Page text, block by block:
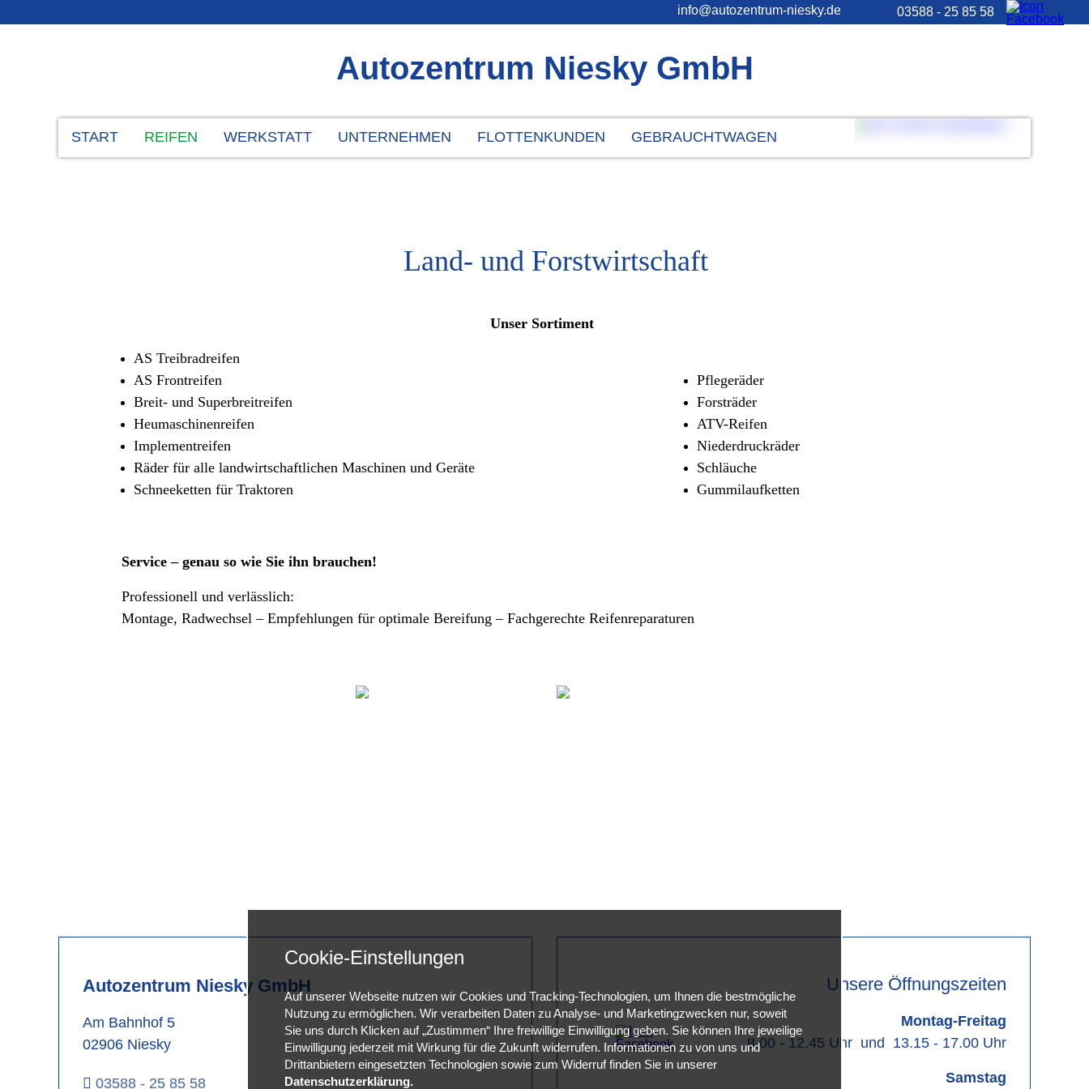
Autozentrum Niesky GmbH
START REIFEN WERKSTATT UNTERNEHMEN FLOTTENKUNDEN GEBRAUCHTWAGEN
Land- und Forstwirtschaft
Unser Sortiment
AS Treibradreifen
AS Frontreifen
Breit- und Superbreitreifen
Heumaschinenreifen
Implementreifen
Räder für alle landwirtschaftlichen Maschinen und Geräte
Schneeketten für Traktoren
Service – genau so wie Sie ihn brauchen!
Professionell und verlässlich:
Montage, Radwechsel – Empfehlungen für optimale Bereifung – Fachgerechte Reifenreparaturen
Pflegeräder
Forsträder
ATV-Reifen
Niederdruckräder
Schläuche
Gummilaufketten
info@autozentrum-niesky.de 03588 - 25 85 58
Autozentrum Niesky GmbH
Am Bahnhof 5
02906 Niesky
 03588 - 25 85 58
Unsere Öffnungszeiten
Montag-Freitag
8.00 - 12.45 Uhr und 13.15 - 17.00 Uhr
Samstag
Cookie-Einstellungen
Auf unserer Webseite nutzen wir Cookies und Tracking-Technologien, um Ihnen die bestmögliche
Nutzung zu ermöglichen. Wir verarbeiten Daten zu Analyse- und Marketingzwecken nur, soweit
Sie uns durch Klicken auf „Zustimmen“ Ihre freiwillige Einwilligung geben. Sie können Ihre jeweilige
Einwilligung jederzeit mit Wirkung für die Zukunft widerrufen. Informationen zu von uns und
Drittanbietern eingesetzten Technologien sowie zum Widerruf finden Sie in unserer
Datenschutzerklärung.